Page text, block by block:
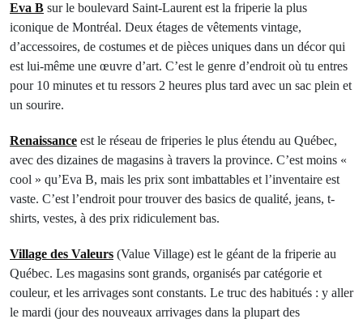
Eva B sur le boulevard Saint-Laurent est la friperie la plus
iconique de Montréal. Deux étages de vêtements vintage,
d’accessoires, de costumes et de pièces uniques dans un décor qui
est lui-même une œuvre d’art. C’est le genre d’endroit où tu entres
pour 10 minutes et tu ressors 2 heures plus tard avec un sac plein et
un sourire.
Renaissance est le réseau de friperies le plus étendu au Québec,
avec des dizaines de magasins à travers la province. C’est moins «
cool » qu’Eva B, mais les prix sont imbattables et l’inventaire est
vaste. C’est l’endroit pour trouver des basics de qualité, jeans, t-
shirts, vestes, à des prix ridiculement bas.
Village des Valeurs (Value Village) est le géant de la friperie au
Québec. Les magasins sont grands, organisés par catégorie et
couleur, et les arrivages sont constants. Le truc des habitués : y aller
le mardi (jour des nouveaux arrivages dans la plupart des